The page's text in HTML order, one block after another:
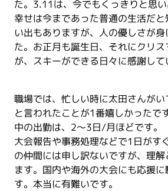
た。3.11は、今でもくっきりと思い
幸せは今まであった普通の生活だ
い出もありますが、人の優しさが
た。お正月も誕生日、それにクリ
が、スキーができる日々に感謝して
職場では、忙しい時に太田さんがい
と言われたことが1番嬉しかったで
中の出勤は、2～3日/月ほどです。
大会報告や事務処理などで1日がす
の仲間には申し訳ないですが、理
ます。国内や海外の大会にも応援
す。本当に有難いです。